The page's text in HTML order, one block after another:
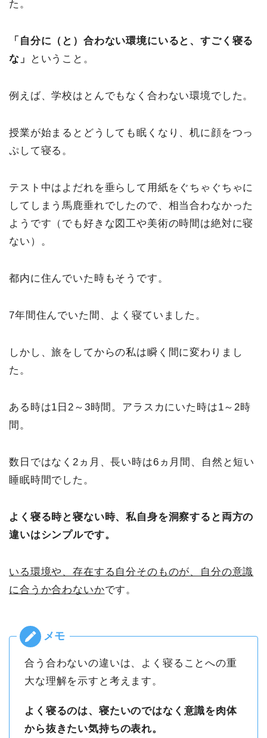
た。
「自分に（と）合わない環境にいると、すごく寝る
な」
ということ。
例えば、学校はとんでもなく合わない環境でした。
授業が始まるとどうしても眠くなり、机に顔をつっ
ぷして寝る。
テスト中はよだれを垂らして用紙をぐちゃぐちゃに
してしまう馬鹿垂れでしたので、相当合わなかった
ようです（でも好きな図工や美術の時間は絶対に寝
ない）。
都内に住んでいた時もそうです。
7年間住んでいた間、よく寝ていました。
しかし、旅をしてからの私は瞬く間に変わりまし
た。
ある時は1日2～3時間。アラスカにいた時は1～2時
間。
数日ではなく2ヵ月、長い時は6ヵ月間、自然と短い
睡眠時間でした。
よく寝る時と寝ない時、私自身を洞察すると両方の
違いはシンプルです。
いる環境や、存在する自分そのものが、自分の意識
に合うか合わないかです。
合う合わないの違いは、よく寝ることへの重
大な理解を示すと考えます。
よく寝るのは、寝たいのではなく意識を肉体
から抜きたい気持ちの表れ。